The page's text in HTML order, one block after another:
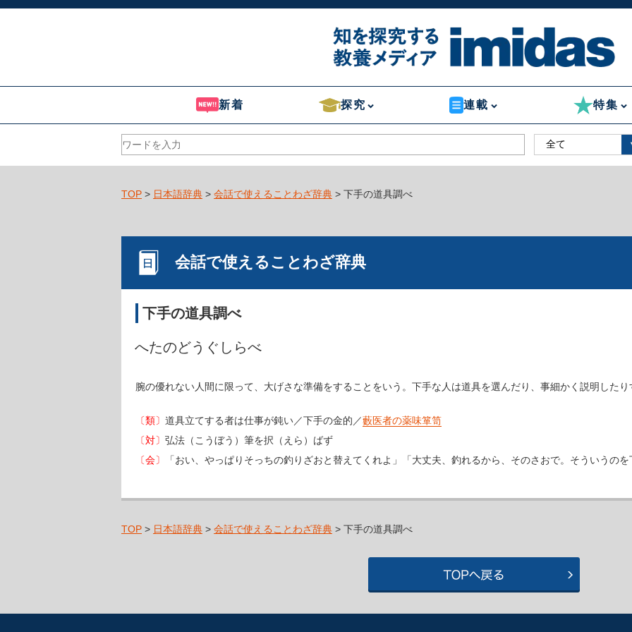
新着 探究 連載 特集
TOP > 日本語辞典 > 会話で使えることわざ辞典 > 下手の道具調べ
会話で使えることわざ辞典
下手の道具調べ
へたのどうぐしらべ
腕の優れない人間に限って、大げさな準備をすることをいう。下手な人は道具を選んだり、事細かく説明した
〔類〕 道具立てする者は仕事が鈍い／下手の金的／藪医者の薬味箪笥
〔対〕 弘法（こうぼう）筆を択（えら）ばず
〔会〕
「おい、やっぱりそっちの釣りざおと替えてくれよ」「大丈夫、釣れるから、そのさおで。そういうの
TOP > 日本語辞典 > 会話で使えることわざ辞典 > 下手の道具調べ